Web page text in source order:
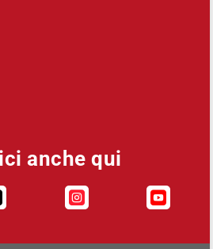
anche qui
 